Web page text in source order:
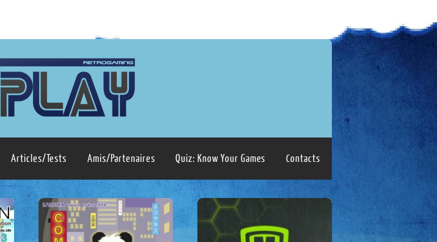
Articles/Tests Amis/Partenaires Quiz: Know Your Games Contacts